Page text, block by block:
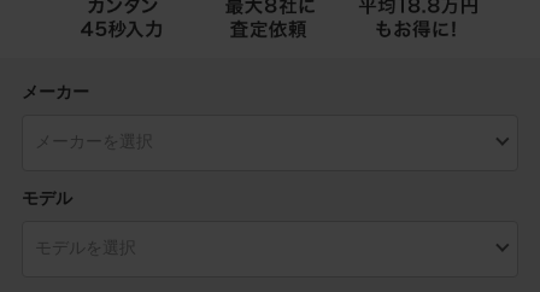
メーカー
モデル